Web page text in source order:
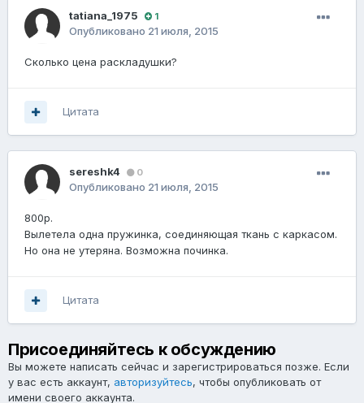
tatiana_1975 1
Опубликовано 21 июля, 2015
Сколько цена раскладушки?
Цитата
sereshk4 0
Опубликовано 21 июля, 2015
800р.
Вылетела одна пружинка, соединяющая ткань с каркасом.
Но она не утеряна. Возможна починка.
Цитата
Присоединяйтесь к обсуждению
Вы можете написать сейчас и зарегистрироваться позже. Если
у вас есть аккаунт, авторизуйтесь, чтобы опубликовать от
имени своего аккаунта.